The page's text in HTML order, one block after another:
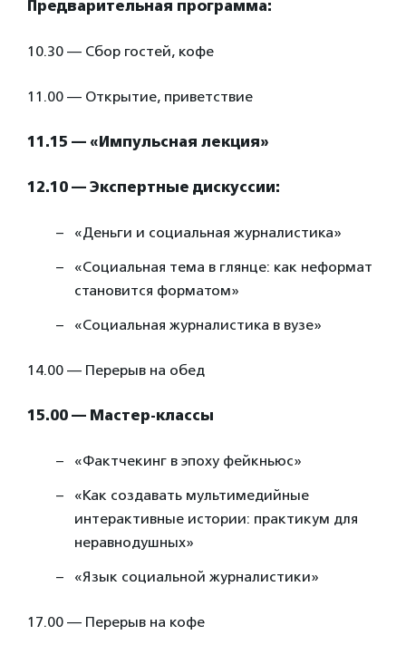
Предварительная программа:
10.30 — Сбор гостей, кофе
11.00 — Открытие, приветствие
11.15 — «Импульсная лекция»
12.10 — Экспертные дискуcсии:
«Деньги и социальная журналистика»
«Социальная тема в глянце: как неформат
становится форматом»
«Социальная журналистика в вузе»
14.00 — Перерыв на обед
15.00 — Мастер-классы
«Фактчекинг в эпоху фейкньюс»
«Как создавать мультимедийные
интерактивные истории: практикум для
неравнодушных»
«Язык социальной журналистики»
17.00 — Перерыв на кофе